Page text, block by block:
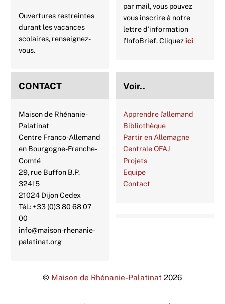
Ouvertures restreintes
durant les vacances
scolaires, renseignez-
vous.
par mail, vous pouvez
vous inscrire à notre
lettre d’information
l’InfoBrief. Cliquezici
CONTACT
Maison de Rhénanie-
Palatinat
Centre Franco-Allemand
en Bourgogne-Franche-
Comté
29, rue Buffon B.P.
32415
21024 Dijon Cedex
Tél.: +33 (0)3 80 68 07
00
info@maison-rhenanie-
palatinat.org
Voir..
Apprendre l’allemand
Bibliothèque
Partir en Allemagne
Centrale OFAJ
Projets
Equipe
Contact
© Maison de Rhénanie-Palatinat 2026